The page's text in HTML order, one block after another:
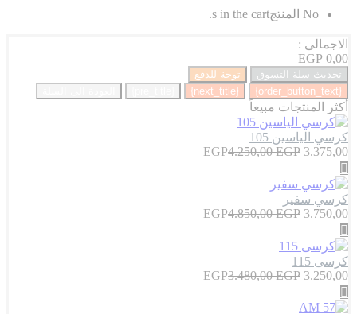
No المنتجs in the cart.
الاجمالى :
0,00
EGP
تحديث سلة التسوق
توجة للدفع
{order_button_text}
{next_title}
أكثر المنتجات مبيعاً
كرسي الياسين 105
3.375,00
EGP4.250,00EGP
كرسي سفير
3.750,00
EGP4.850,00EGP
كرسى 115
3.250,00
EGP3.480,00EGP